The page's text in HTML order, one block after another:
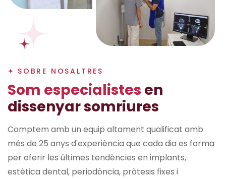
SOBRE NOSALTRES
Som especialistes en
dissenyarsomriures
Comptem amb un equip altament qualificat amb
més de 25 anys d'experiència que cada dia es forma
per oferir les últimes tendències en implants,
estètica dental, periodòncia, pròtesis fixes i